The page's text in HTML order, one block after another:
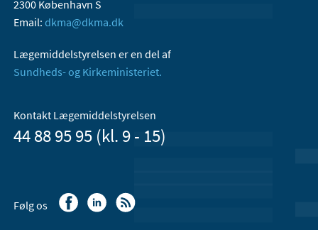
2300 København S
Email: dkma@dkma.dk
Lægemiddelstyrelsen er en del af
Sundheds- og Kirkeministeriet.
Kontakt Lægemiddelstyrelsen
44 88 95 95 (kl. 9 - 15)
Følg os